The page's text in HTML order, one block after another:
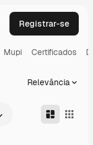
Registrar-se
Mupi Certificados
Relevância